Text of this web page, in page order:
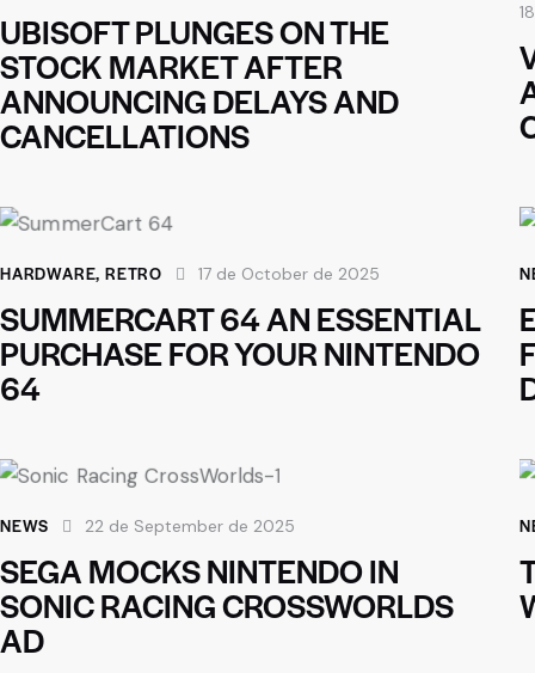
UBISOFT PLUNGES ON THE
STOCK MARKET AFTER
ANNOUNCING DELAYS AND
CANCELLATIONS
HARDWARE,RETRO 17 de October de 2025
SUMMERCART 64 AN ESSENTIAL
PURCHASE FOR YOUR NINTENDO
64
NEWS 22 de September de 2025
SEGA MOCKS NINTENDO IN
SONIC RACING CROSSWORLDS
AD